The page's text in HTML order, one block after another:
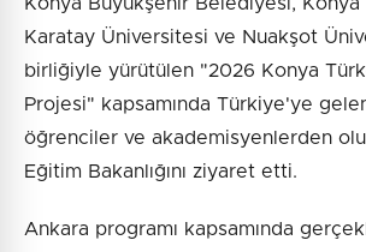
Konya Büyükşehir Belediyesi, Konya
Karatay Üniversitesi ve Nuakşot
birliğiyle yürütülen "2026 Konya
Projesi" kapsamında Türkiye'ye
öğrenciler ve akademisyenlerden
Eğitim Bakanlığını ziyaret etti.
Ankara programı kapsamında